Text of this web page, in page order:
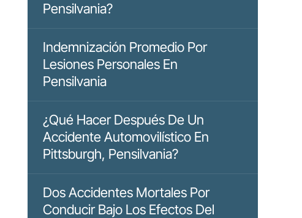
Pensilvania?
Indemnización Promedio Por
Lesiones Personales En
Pensilvania
¿Qué Hacer Después De Un
Accidente Automovilístico En
Pittsburgh, Pensilvania?
Dos Accidentes Mortales Por
Conducir Bajo Los Efectos Del